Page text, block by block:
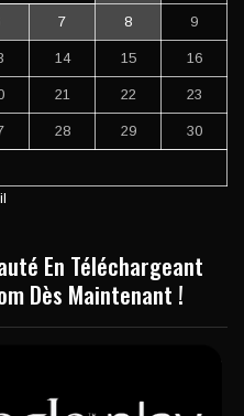
7 8 9
14 15 16
21 22 23
28 29 30
En Téléchargeant
Dès Maintenant !